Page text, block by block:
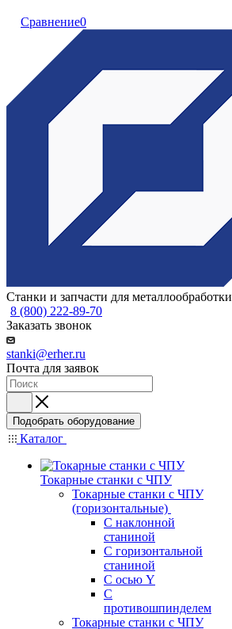
Сравнение0
Станки и запчасти для металлообработки
8 (800) 222-89-70
Заказать звонок
stanki@erher.ru
Почта для заявок
Подобрать оборудование
Каталог
Токарные станки с ЧПУ
Токарные станки с ЧПУ
(горизонтальные)
С наклонной
станиной
С горизонтальной
станиной
С осью Y
С
противошпинделем
Токарные станки с ЧПУ